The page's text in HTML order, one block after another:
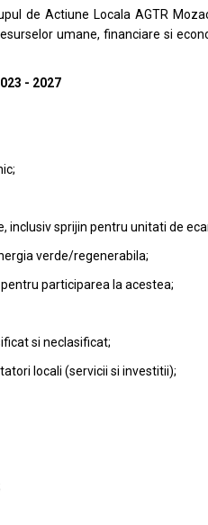
de Actiune Locala AGTR
umane, financiare si
- 2027
inclusiv sprijin pentru unitati de
verde/regenerabila;
participarea la acestea;
si neclasificat;
locali (servicii si investitii);